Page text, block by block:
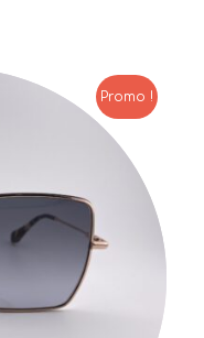
Promo !